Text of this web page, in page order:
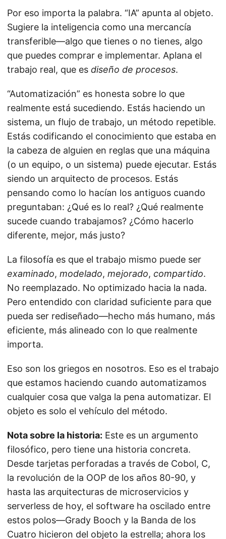
Por eso importa la palabra. “IA” apunta al objeto.
Sugiere la inteligencia como una mercancía
transferible—algo que tienes o no tienes, algo
que puedes comprar e implementar. Aplana el
trabajo real, que es diseño de procesos.
“Automatización” es honesta sobre lo que
realmente está sucediendo. Estás haciendo un
sistema, un flujo de trabajo, un método repetible.
Estás codificando el conocimiento que estaba en
la cabeza de alguien en reglas que una máquina
(o un equipo, o un sistema) puede ejecutar. Estás
siendo un arquitecto de procesos. Estás
pensando como lo hacían los antiguos cuando
preguntaban: ¿Qué es lo real? ¿Qué realmente
sucede cuando trabajamos? ¿Cómo hacerlo
diferente, mejor, más justo?
La filosofía es que el trabajo mismo puede ser
examinado, modelado, mejorado, compartido.
No reemplazado. No optimizado hacia la nada.
Pero entendido con claridad suficiente para que
pueda ser rediseñado—hecho más humano, más
eficiente, más alineado con lo que realmente
importa.
Eso son los griegos en nosotros. Eso es el trabajo
que estamos haciendo cuando automatizamos
cualquier cosa que valga la pena automatizar. El
objeto es solo el vehículo del método.
Nota sobre la historia: Este es un argumento
filosófico, pero tiene una historia concreta.
Desde tarjetas perforadas a través de Cobol, C,
la revolución de la OOP de los años 80-90, y
hasta las arquitecturas de microservicios y
serverless de hoy, el software ha oscilado entre
estos polos—Grady Booch y la Banda de los
Cuatro hicieron del objeto la estrella; ahora los